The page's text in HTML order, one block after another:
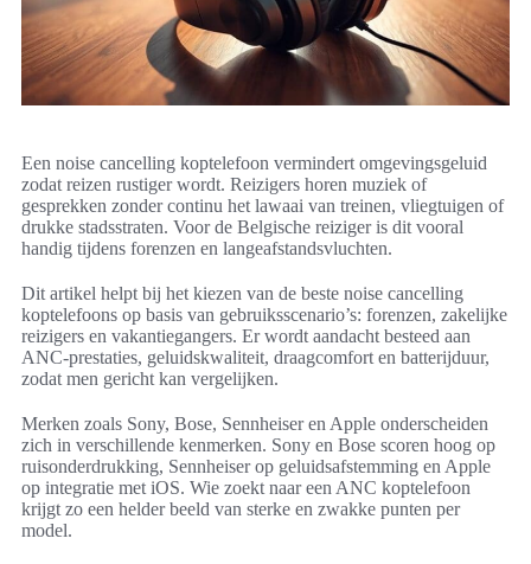
Een noise cancelling koptelefoon vermindert omgevingsgeluid
zodat reizen rustiger wordt. Reizigers horen muziek of
gesprekken zonder continu het lawaai van treinen, vliegtuigen of
drukke stadsstraten. Voor de Belgische reiziger is dit vooral
handig tijdens forenzen en langeafstandsvluchten.
Dit artikel helpt bij het kiezen van de beste noise cancelling
koptelefoons op basis van gebruiksscenario’s: forenzen, zakelijke
reizigers en vakantiegangers. Er wordt aandacht besteed aan
ANC-prestaties, geluidskwaliteit, draagcomfort en batterijduur,
zodat men gericht kan vergelijken.
Merken zoals Sony, Bose, Sennheiser en Apple onderscheiden
zich in verschillende kenmerken. Sony en Bose scoren hoog op
ruisonderdrukking, Sennheiser op geluidsafstemming en Apple
op integratie met iOS. Wie zoekt naar een ANC koptelefoon
krijgt zo een helder beeld van sterke en zwakke punten per
model.